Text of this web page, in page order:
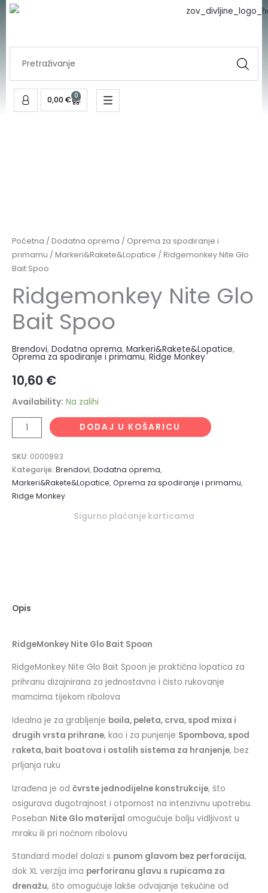
Skip
0,00 € 0
Cart
Početna / Dodatna oprema / Oprema za spodiranje i
primamu / Markeri&Rakete&Lopatice / Ridgemonkey Nite Glo
Bait Spoo
Ridgemonkey Nite Glo
Bait Spoo
Brendovi, Dodatna oprema, Markeri&Rakete&Lopatice,
Oprema za spodiranje i primamu, Ridge Monkey
10,60 €
Availability: Na zalihi
DODAJ U KOŠARICU
SKU: 0000893
Kategorije: Brendovi,Dodatna oprema,
Markeri&Rakete&Lopatice,Oprema za spodiranje i primamu,
Ridge Monkey
Sigurno plaćanje karticama
Opis
RidgeMonkey Nite Glo Bait Spoon
RidgeMonkey Nite Glo Bait Spoon je praktična lopatica za
prihranu dizajnirana za jednostavno i čisto rukovanje
mamcima tijekom ribolova
Idealna je za grabljenje boila, peleta, crva, spod mixa i
drugih vrsta prihrane, kao i za punjenje Spombova, spod
raketa, bait boatova i ostalih sistema za hranjenje, bez
prljanja ruku
Izrađena je od čvrste jednodijelne konstrukcije, što
osigurava dugotrajnost i otpornost na intenzivnu upotrebu.
Poseban Nite Glo materijal omogućuje bolju vidljivost u
mraku ili pri noćnom ribolovu
Standard model dolazi s punom glavom bez perforacija,
dok XL verzija ima perforiranu glavu s rupicama za
drenažu, što omogućuje lakše odvajanje tekućine od
Bait
količina